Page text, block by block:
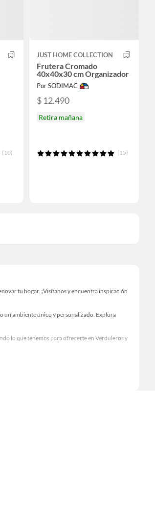
(10)
JUST HOME COLLECTION
Frutera Cromado
40x40x30 cm Organizador
Por SODIMAC
$ 12.490
Retira mañana
(15)
tu hogar. ¡Visítanos y encuentra inspiración
un ambiente único y personalizado. Explora
lo que tenemos para ofrecerte en Verduleros y
que tenemos para ofrecerte!